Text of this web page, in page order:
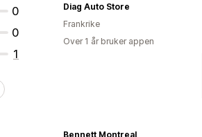
0
0
1
Diag Auto Store
Frankrike
Over 1 år bruker appen
Bennett Montreal